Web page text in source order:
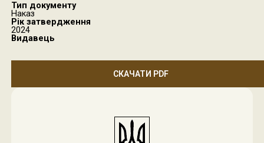
Тип документу
Наказ
Рік затвердження
2024
Видавець
СКАЧАТИ PDF